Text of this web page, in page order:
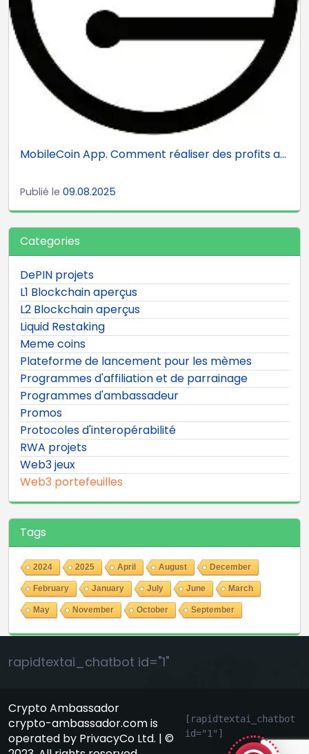
MobileCoin App. Comment réaliser des profits a...
Publié le 09.08.2025
Categories
DePIN projets
L1 Blockchain aperçus
L2 Blockchain aperçus
Liquid Restaking
Meme coins
Plateforme de lancement pour les mèmes
Programmes d'affiliation et de parrainage
Programmes d'ambassadeur
Promos
Protocoles d'interopérabilité
RWA projets
Web3 jeux
Web3 portefeuilles
Tags
2024 2025 April August December
February January July June March
May November October September
rapidtextai_chatbot id="1"
Crypto Ambassador
crypto-ambassador.com is
operated by PrivacyCo Ltd. | ©
[rapidtextai_chatbot
id="1"]
GeekyBot
en ligne